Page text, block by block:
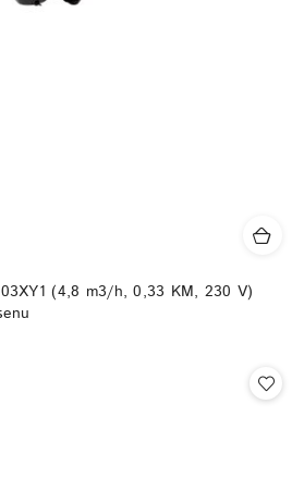
(4,8 m3/h, 0,33 KM, 230 V)